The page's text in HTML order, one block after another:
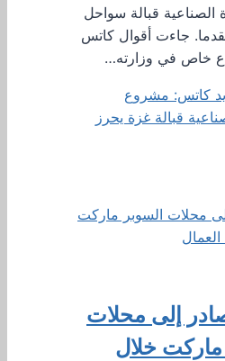
الصناعية قبالة سواحل
جاءت أقوال كاتس
خاص في وزارته…
كاتس: مشروع
قبالة غزة يحرز
إلى محلات
ماركت خلال